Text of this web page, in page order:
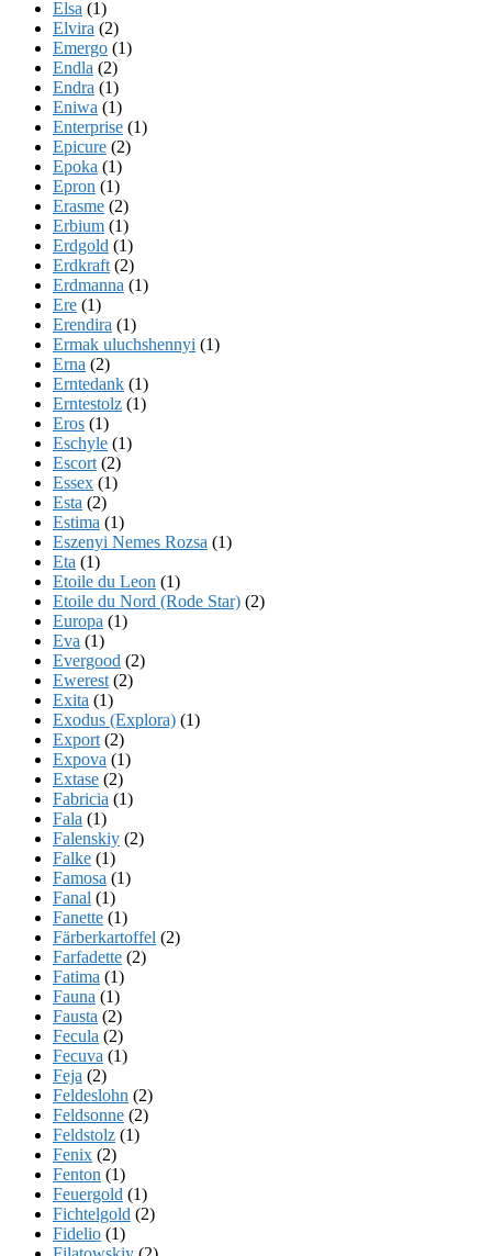
Elsa (1)
Elvira (2)
Emergo (1)
Endla (2)
Endra (1)
Eniwa (1)
Enterprise (1)
Epicure (2)
Epoka (1)
Epron (1)
Erasme (2)
Erbium (1)
Erdgold (1)
Erdkraft (2)
Erdmanna (1)
Ere (1)
Erendira (1)
Ermak uluchshennyi (1)
Erna (2)
Erntedank (1)
Erntestolz (1)
Eros (1)
Eschyle (1)
Escort (2)
Essex (1)
Esta (2)
Estima (1)
Eszenyi Nemes Rozsa (1)
Eta (1)
Etoile du Leon (1)
Etoile du Nord (Rode Star) (2)
Europa (1)
Eva (1)
Evergood (2)
Ewerest (2)
Exita (1)
Exodus (Explora) (1)
Export (2)
Expova (1)
Extase (2)
Fabricia (1)
Fala (1)
Falenskiy (2)
Falke (1)
Famosa (1)
Fanal (1)
Fanette (1)
Färberkartoffel (2)
Farfadette (2)
Fatima (1)
Fauna (1)
Fausta (2)
Fecula (2)
Fecuva (1)
Feja (2)
Feldeslohn (2)
Feldsonne (2)
Feldstolz (1)
Fenix (2)
Fenton (1)
Feuergold (1)
Fichtelgold (2)
Fidelio (1)